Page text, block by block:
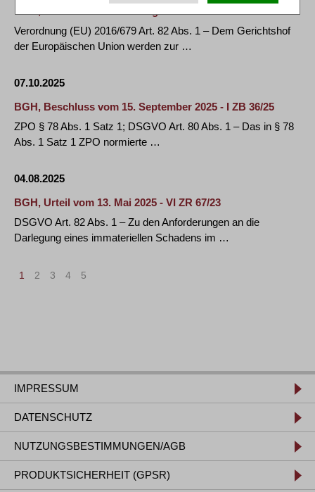
Verordnung (EU) 2016/679 Art. 82 Abs. 1 – Dem Gerichtshof
der Europäischen Union werden zur …
07.10.2025
BGH, Beschluss vom 15. September 2025 - I ZB 36/25
ZPO § 78 Abs. 1 Satz 1; DSGVO Art. 80 Abs. 1 – Das in § 78
Abs. 1 Satz 1 ZPO normierte …
04.08.2025
BGH, Urteil vom 13. Mai 2025 - VI ZR 67/23
DSGVO Art. 82 Abs. 1 – Zu den Anforderungen an die
Darlegung eines immateriellen Schadens im …
1 2 3 4 5
IMPRESSUM
DATENSCHUTZ
NUTZUNGSBESTIMMUNGEN/AGB
PRODUKTSICHERHEIT (GPSR)